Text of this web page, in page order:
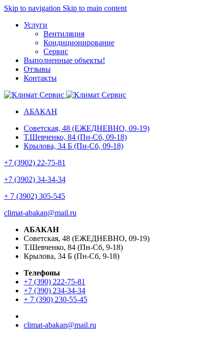
Skip to navigation Skip to main content
Услуги
Вентиляция
Кондиционирование
Сервис
Выполненные объекты!
Отзывы
Контакты
АБАКАН
Советская, 48 (ЕЖЕДНЕВНО, 09-19)
Т.Шевченко, 84 (Пн-Сб, 09-18)
Крылова, 34 Б (Пн-Сб, 09-18)
+7 (3902) 22-75-81
+7 (3902) 34-34-34
+ 7 (3902) 305-545
climat-abakan@mail.ru
АБАКАН
Советская, 48 (ЕЖЕДНЕВНО, 09-19)
Т.Шевченко, 84 (Пн-Сб, 9-18)
Крылова, 34 Б (Пн-Сб, 9-18)
Телефоны
+7 (390) 222-75-81
+7 (390) 234-34-34
+ 7 (390) 230-55-45
climat-abakan@mail.ru